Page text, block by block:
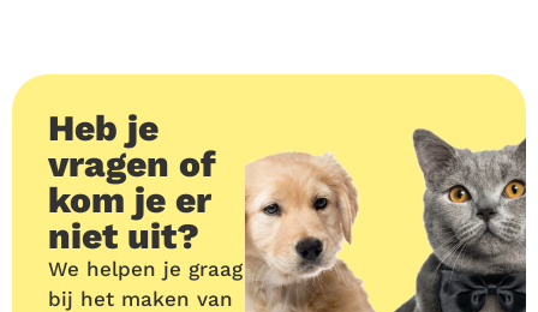
Heb je
vragen of
kom je er
niet uit?
We helpen je graag
bij het maken van